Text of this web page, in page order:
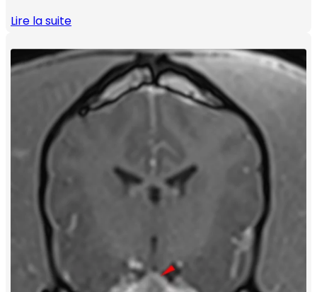
Lire la suite